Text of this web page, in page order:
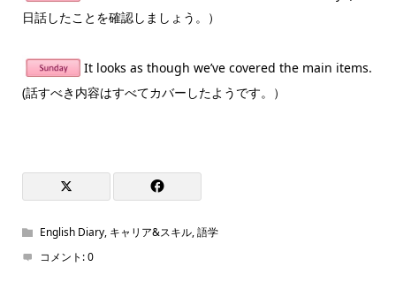
日話したことを確認しましょう。）
It looks as though we’ve covered the main items.
(話すべき内容はすべてカバーしたようです。）
English Diary, キャリア&スキル,語学
コメント:0